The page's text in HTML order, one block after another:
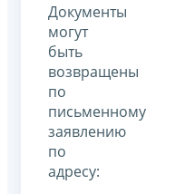
Документы
могут
быть
возвращены
по
письменному
заявлению
по
адресу: